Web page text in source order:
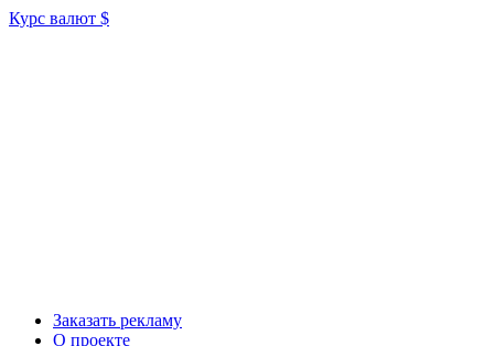
Курс валют $
Заказать рекламу
О проекте